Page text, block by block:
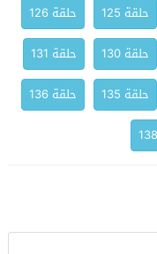
حلقة 125
حلقة 126
حلقة 130
حلقة 131
حلقة 135
حلقة 136